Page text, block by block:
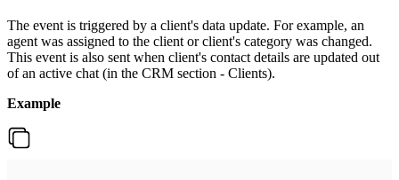
The event is triggered by a client's data update. For example, an
agent was assigned to the client or client's category was changed.
This event is also sent when client's contact details are updated out
of an active chat (in the CRM section - Clients).
Example